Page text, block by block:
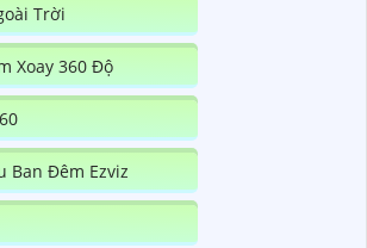
Trời
Xoay 360 Độ
Ban Đêm Ezviz